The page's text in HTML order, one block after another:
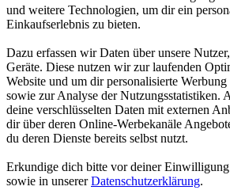
und weitere Technologien, um dir ein
Einkaufserlebnis zu bieten.
Dazu erfassen wir Daten über unsere
Geräte. Diese nutzen wir zur laufenden
Website und um dir personalisierte
sowie zur Analyse der Nutzungsstatistiken.
deine verschlüsselten Daten mit externen
dir über deren Online-Werbekanäle
du deren Dienste bereits selbst nutzt.
Erkundige dich bitte vor deiner
sowie in unsererDatenschutzerklärung.